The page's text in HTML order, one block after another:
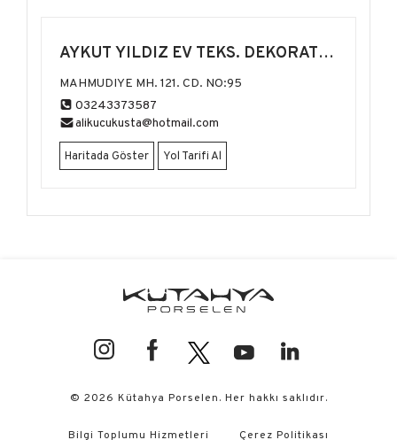
AYKUT YILDIZ EV TEKS. DEKORATİF
ÜRÜNLER
MAHMUDIYE MH. 121. CD. NO:95
03243373587
alikucukusta@hotmail.com
Haritada Göster Yol Tarifi Al
© 2026 Kütahya Porselen. Her hakkı saklıdır.
Bilgi Toplumu Hizmetleri Çerez Politikası